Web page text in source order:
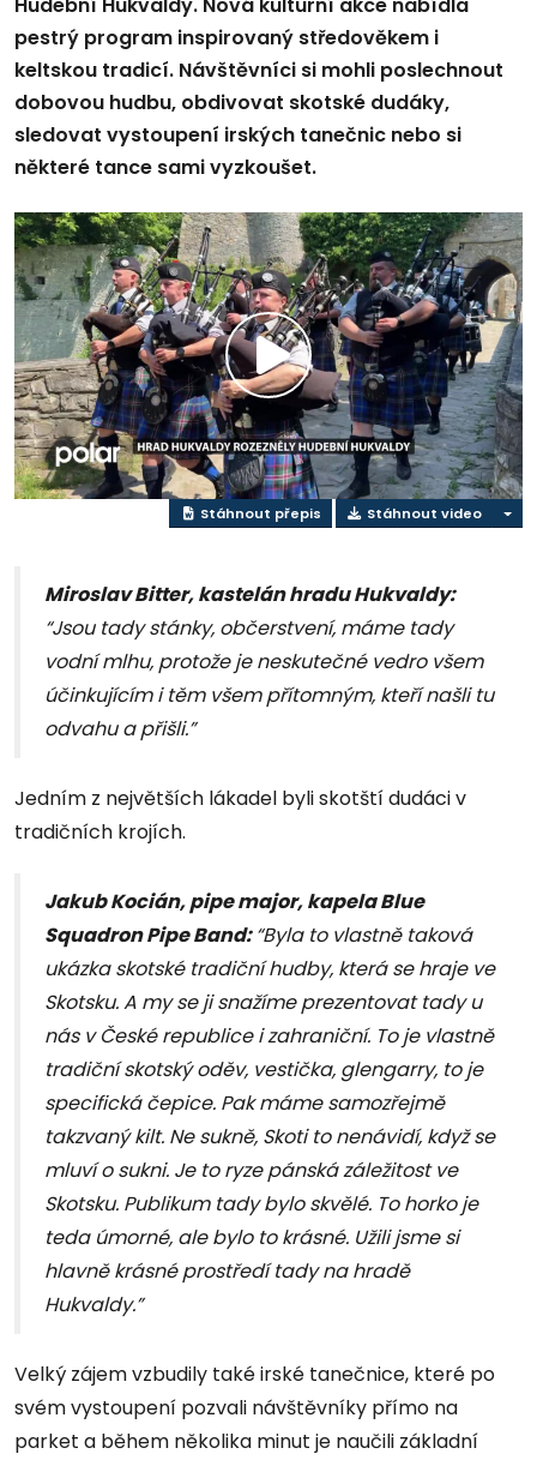
Hudební Hukvaldy. Nová kulturní akce nabídla
pestrý program inspirovaný středověkem i
keltskou tradicí. Návštěvníci si mohli poslechnout
dobovou hudbu, obdivovat skotské dudáky,
sledovat vystoupení irských tanečnic nebo si
některé tance sami vyzkoušet.
Přehrát
video
Stáhnout přepis Stáhnout video
Miroslav Bitter, kastelán hradu Hukvaldy:
“Jsou tady stánky, občerstvení, máme tady
vodní mlhu, protože je neskutečné vedro všem
účinkujícím i těm všem přítomným, kteří našli tu
odvahu a přišli.”
Jedním z největších lákadel byli skotští dudáci v
tradičních krojích.
Jakub Kocián, pipe major, kapela Blue
Squadron Pipe Band:“Byla to vlastně taková
ukázka skotské tradiční hudby, která se hraje ve
Skotsku. A my se ji snažíme prezentovat tady u
nás v České republice i zahraniční. To je vlastně
tradiční skotský oděv, vestička, glengarry, to je
specifická čepice. Pak máme samozřejmě
takzvaný kilt. Ne sukně, Skoti to nenávidí, když se
mluví o sukni. Je to ryze pánská záležitost ve
Skotsku. Publikum tady bylo skvělé. To horko je
teda úmorné, ale bylo to krásné. Užili jsme si
hlavně krásné prostředí tady na hradě
Hukvaldy.”
Velký zájem vzbudily také irské tanečnice, které po
svém vystoupení pozvali návštěvníky přímo na
parket a během několika minut je naučili základní